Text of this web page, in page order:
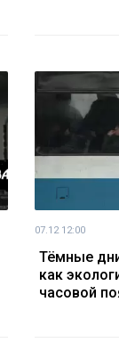
07.12 12:00
Тёмные
как
часовой